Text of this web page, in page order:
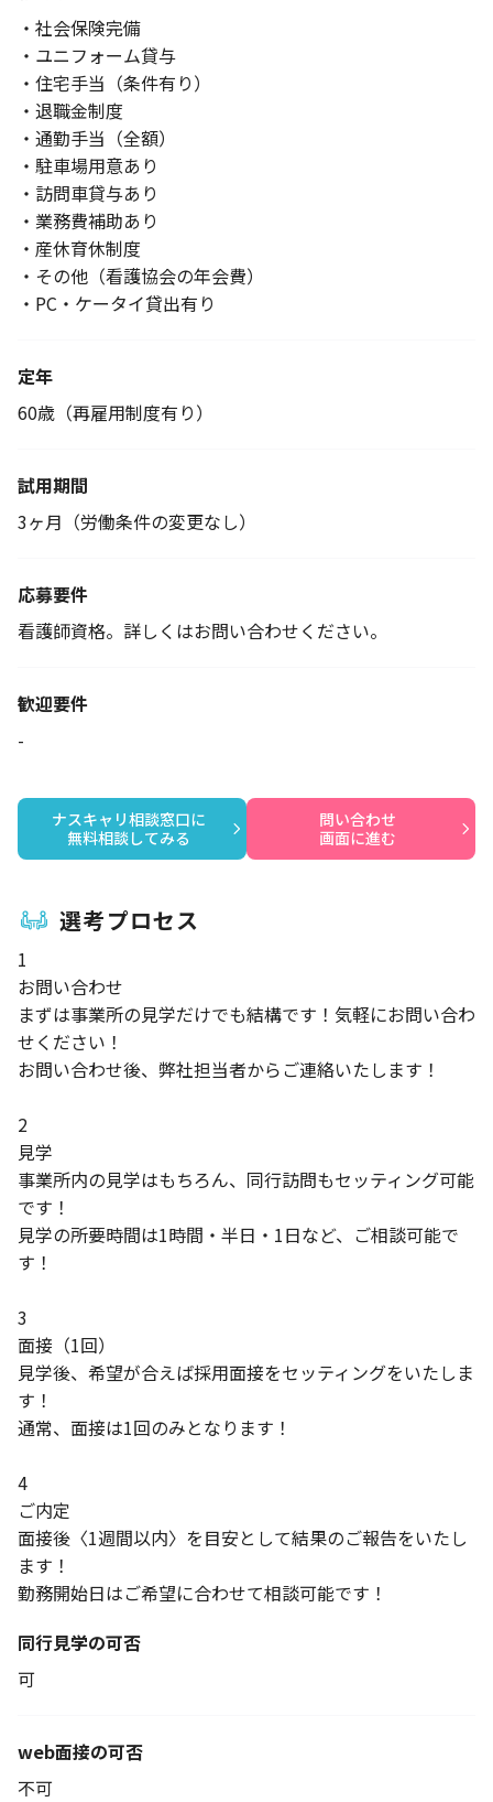
・社会保険完備
・ユニフォーム貸与
・住宅手当（条件有り）
・退職金制度
・通勤手当（全額）
・駐車場用意あり
・訪問車貸与あり
・業務費補助あり
・産休育休制度
・その他（看護協会の年会費）
・PC・ケータイ貸出有り
定年
60歳（再雇用制度有り）
試用期間
3ヶ月（労働条件の変更なし）
応募要件
看護師資格。詳しくはお問い合わせください。
歓迎要件
-
ナスキャリ相談窓口に
無料相談してみる
問い合わせ
画面に進む
選考プロセス
1
お問い合わせ
まずは事業所の見学だけでも結構です！気軽にお問い合わ
せください！
お問い合わせ後、弊社担当者からご連絡いたします！
2
見学
事業所内の見学はもちろん、同行訪問もセッティング可能
です！
見学の所要時間は1時間・半日・1日など、ご相談可能で
す！
3
面接（1回）
見学後、希望が合えば採用面接をセッティングをいたしま
す！
通常、面接は1回のみとなります！
4
ご内定
面接後〈1週間以内〉を目安として結果のご報告をいたし
ます！
勤務開始日はご希望に合わせて相談可能です！
同行見学の可否
可
web面接の可否
不可